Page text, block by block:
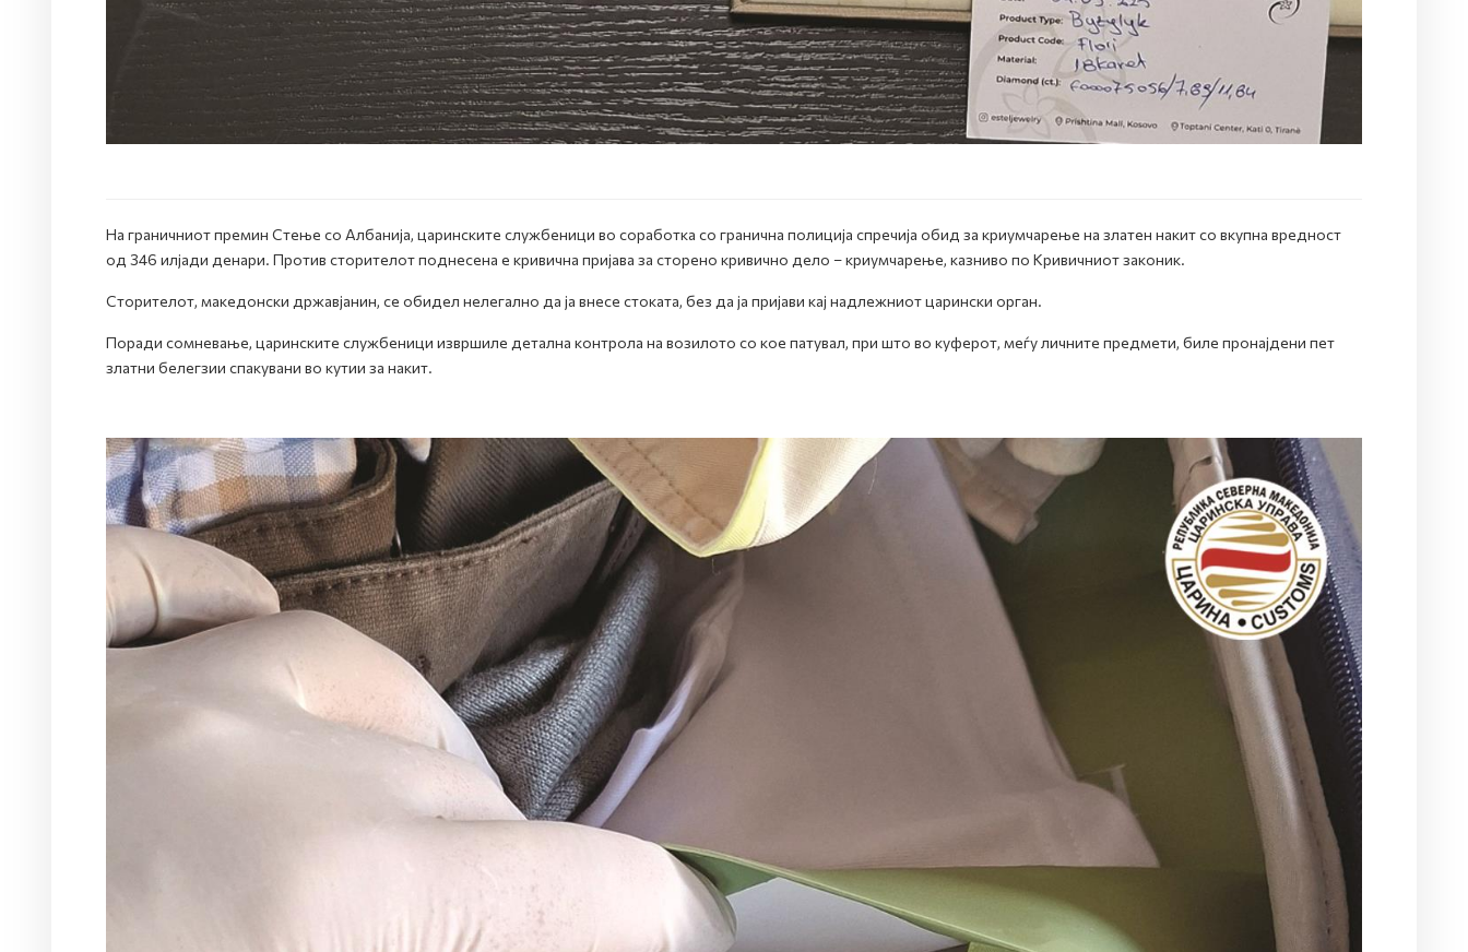
На граничниот премин Стење со Албанија, царинските службеници во соработка со гранична полиција спречија обид за криумчарење на златен накит со вкупна вредност
од 346 илјади денари. Против сторителот поднесена е кривична пријава за сторено кривично дело – криумчарење, казниво по Кривичниот законик.
Сторителот, македонски државјанин, се обидел нелегално да ја внесе стоката, без да ја пријави кај надлежниот царински орган.
Поради сомневање, царинските службеници извршиле детална контрола на возилото со кое патувал, при што во куферот, меѓу личните предмети, биле пронајдени пет
златни белегзии спакувани во кутии за накит.